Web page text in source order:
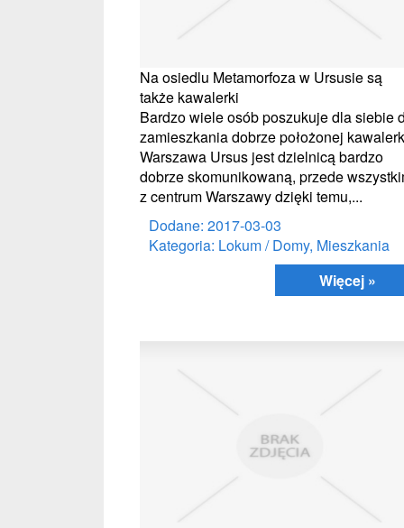
Na osiedlu Metamorfoza w Ursusie są
także kawalerki
Bardzo wiele osób poszukuje dla siebie
zamieszkania dobrze położonej
Warszawa Ursus jest dzielnicą bardzo
dobrze skomunikowaną, przede
z centrum Warszawy dzięki temu,...
Dodane: 2017-03-03
Kategoria: Lokum / Domy, Mieszkania
Więcej »